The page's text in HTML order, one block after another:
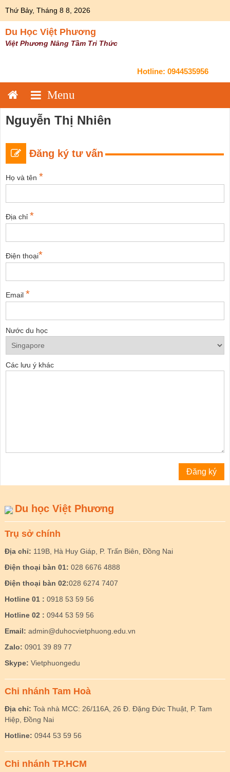
Thứ Bảy, Tháng 8 8, 2026
Du Học Việt Phương
Việt Phương Nâng Tầm Tri Thức
Hotline: 0944535956
Nguyễn Thị Nhiên
Đăng ký tư vấn
Họ và tên *
Địa chỉ *
Điện thoại*
Email *
Nước du học
Các lưu ý khác
Du học Việt Phương
Trụ sở chính
Địa chỉ: 119B, Hà Huy Giáp, P. Trấn Biên, Đồng Nai
Điện thoại bàn 01: 028 6676 4888
Điện thoại bàn 02:028 6274 7407
Hotline 01 : 0918 53 59 56
Hotline 02 : 0944 53 59 56
Email: admin@duhocvietphuong.edu.vn
Zalo: 0901 39 89 77
Skype: Vietphuongedu
Chi nhánh Tam Hoà
Địa chỉ: Toà nhà MCC: 26/116A, 26 Đ. Đặng Đức Thuật, P. Tam
Hiệp, Đồng Nai
Hotline: 0944 53 59 56
Chi nhánh TP.HCM